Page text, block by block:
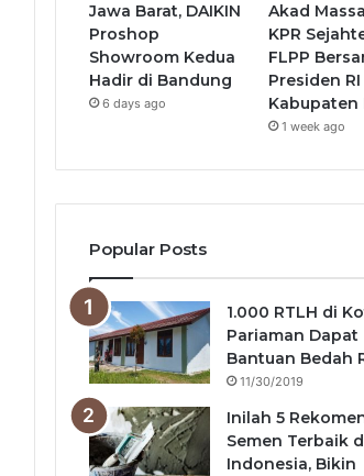
Jawa Barat, DAIKIN
Proshop
Showroom Kedua
Hadir di Bandung
6 days ago
Akad
KPR
FLPP
Presiden
Kabupaten
1 week ago
Popular Posts
1.000 RTLH di
Pariaman Dapat
Bantuan Bedah
11/30/2019
Inilah 5
Semen Terbaik
Indonesia, Bikin